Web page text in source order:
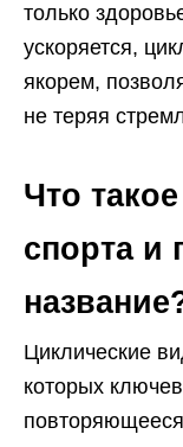
только
ускоряется,
якорем,
не теряя
Что
спорта и
Циклические
которых